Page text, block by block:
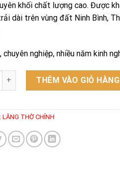
khối chất lượng cao. Được
dài trên vùng đất Ninh Bình,
chuyên nghiệp, nhiều năm kinh
chính - Mẫu 22 số lượng
THÊM VÀO GIỎ HÀNG
LĂNG THỜ CHÍNH